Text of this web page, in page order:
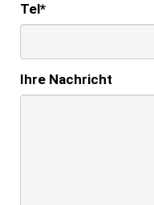
Tel*
Ihre Nachricht